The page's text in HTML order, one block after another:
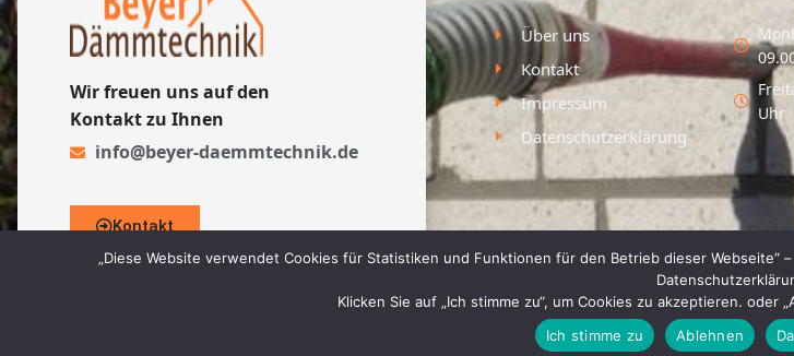
Wir freuen uns auf den
Kontakt zu Ihnen
info@beyer-daemmtechnik.de
Kontakt
Über uns
Kontakt
Impressum
Datenschutzerklärung
Uhr
„Diese Website verwendet Cookies für Statistiken und Funktionen für den Betrieb dieser
Klicken Sie auf „Ich stimme zu“, um Cookies zu akzeptieren.
Ich stimme zu
Ablehnen